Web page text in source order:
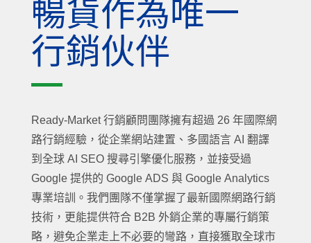
暢貨作為唯一
行銷伙伴
Ready-Market 行銷顧問團隊擁有超過 26 年國際網
路行銷經驗，從企業網站建置、多國語言 AI 翻譯
到全球 AI SEO 搜尋引擎優化服務，並接受過
Google 提供的 Google ADS 與 Google Analytics
專業培訓。我們團隊不僅掌握了最新國際網路行銷
技術，更能提供符合 B2B 外銷企業的專屬行銷策
略，避免企業走上不必要的彎路，直接獲取全球市